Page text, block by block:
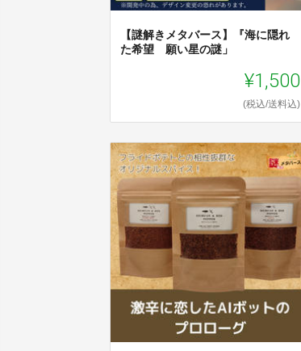
【謎解きメタバース】『海に隠れ
た希望 願い星の謎」
¥1,500
(税込/送料込)